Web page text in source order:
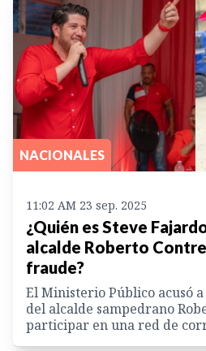
NACIONALES
11:02 AM 23 sep. 2025
¿Quién es Steve
alcalde Roberto
fraude?
El Ministerio Público acusó
del alcalde sampedrano
participar en una red de